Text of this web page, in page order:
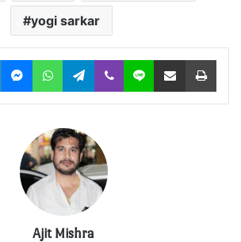
yogi sarkar
LinkedInMessengerWhatsAppTelegram
Viber Line Share via Email Print
Ajit Mishra